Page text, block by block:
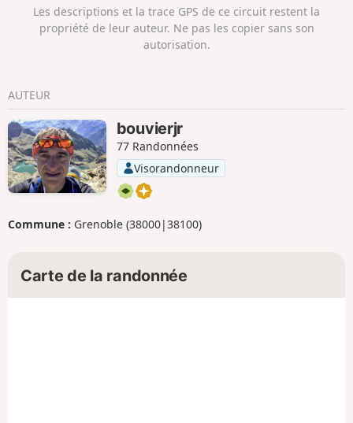
Les descriptions et la trace GPS de ce circuit restent la
propriété de leur auteur. Ne pas les copier sans son
autorisation.
AUTEUR
bouvierjr
77 Randonnées
Visorandonneur
Commune : Grenoble (38000|38100)
Carte de la randonnée